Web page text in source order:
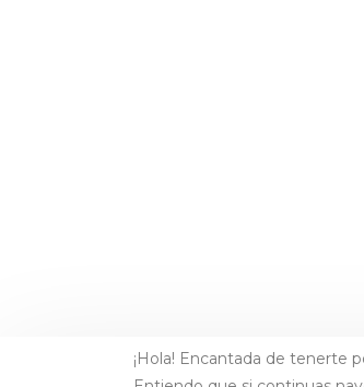
¡Hola! Encantada de tenerte